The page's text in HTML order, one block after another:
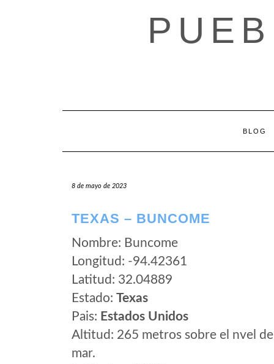
BLOG
8 de mayo de 2023
TEXAS – BUNCOME
Nombre: Buncome
Longitud: -94.42361
Latitud: 32.04889
Estado: Texas
Pais: Estados Unidos
Altitud: 265 metros sobre el nvel
mar.